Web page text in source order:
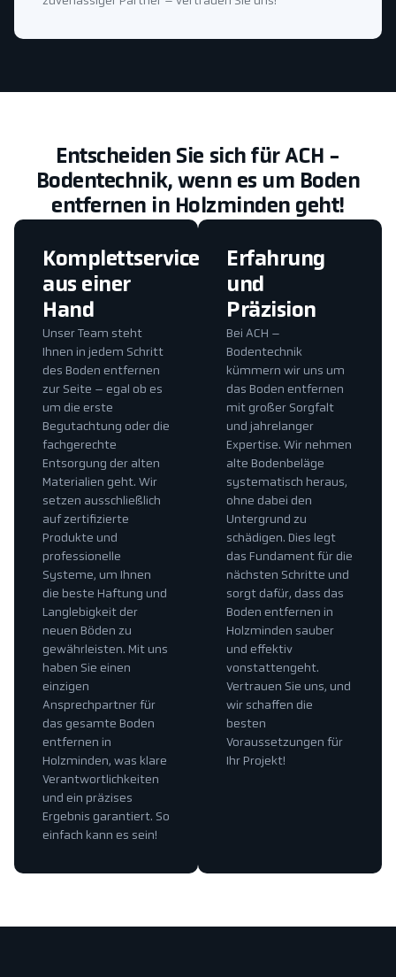
Entscheiden Sie sich für ACH -
Bodentechnik, wenn es um Boden
entfernen in Holzminden geht!
Erfahrung
und
Präzision
Bei ACH –
Bodentechnik
kümmern wir uns um
das Boden entfernen
mit großer Sorgfalt
und jahrelanger
Expertise. Wir nehmen
alte Bodenbeläge
systematisch heraus,
ohne dabei den
Untergrund zu
schädigen. Dies legt
das Fundament für die
nächsten Schritte und
sorgt dafür, dass das
Boden entfernen in
Holzminden sauber
und effektiv
vonstattengeht.
Vertrauen Sie uns, und
wir schaffen die
besten
Voraussetzungen für
Ihr Projekt!
Komplettservice
aus einer
Hand
Unser Team steht
Ihnen in jedem Schritt
des Boden entfernen
zur Seite – egal ob es
um die erste
Begutachtung oder die
fachgerechte
Entsorgung der alten
Materialien geht. Wir
setzen ausschließlich
auf zertifizierte
Produkte und
professionelle
Systeme, um Ihnen
die beste Haftung und
Langlebigkeit der
neuen Böden zu
gewährleisten. Mit uns
haben Sie einen
einzigen
Ansprechpartner für
das gesamte Boden
entfernen in
Holzminden, was klare
Verantwortlichkeiten
und ein präzises
Ergebnis garantiert. So
einfach kann es sein!